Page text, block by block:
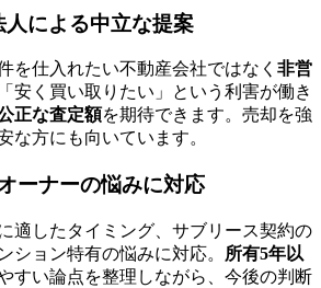
による中立な提案
を仕入れたい不動産会社ではなく 非営
安く買い取りたい」という利害が働き
正な査定額を期待できます。売却を強
な方にも向いています。
ーナーの悩みに対応
適したタイミング、サブリース契約の
ション特有の悩みに対応。 所有5年以
すい論点を整理しながら、今後の判断